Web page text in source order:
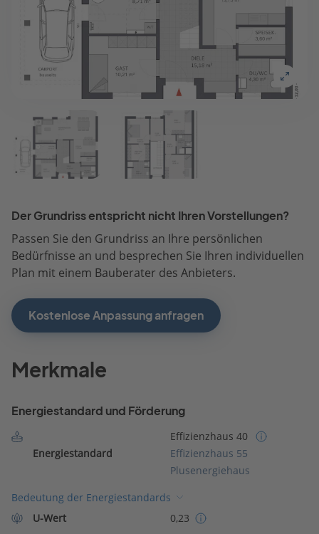
Der Grundriss entspricht nicht Ihren Vorstellungen?
Passen Sie den Grundriss an Ihre persönlichen
Bedürfnisse an und besprechen Sie Ihren individuellen
Plan mit einem Bauberater des Anbieters.
Kostenlose Anpassung anfragen
Merkmale
Energiestandard und Förderung
Energiestandard
Effizienzhaus 40
Effizienzhaus 55
Plusenergiehaus
Bedeutung der Energiestandards
U-Wert
0,23